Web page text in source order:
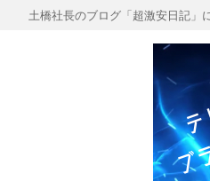
土橋社長のブログ「超激安日記」